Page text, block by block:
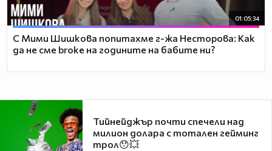
01:05:34
С Мими Шишкова попитахме г-жа Несторова: Как
да не сме broke на годините на бабите ни?
Тийнейджър почти спечели над
милион долара с тотален гейминг
трол😯💥